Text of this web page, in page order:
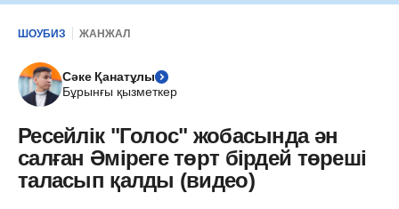
ШОУБИЗ ЖАНЖАЛ
Сәке Қанатұлы
Бұрынғы қызметкер
Ресейлік "Голос" жобасында ән
салған Әміреге төрт бірдей төреші
таласып қалды (видео)